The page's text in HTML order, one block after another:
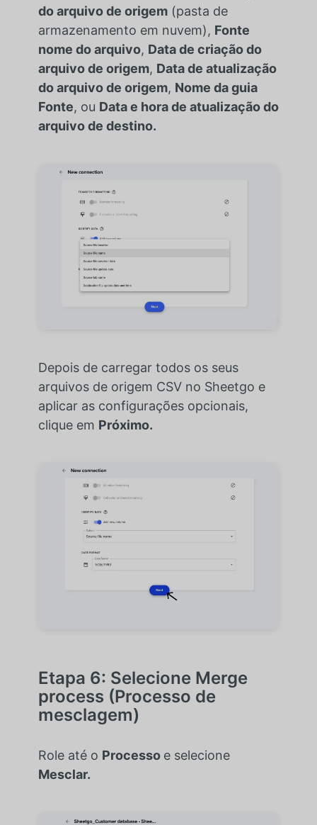
do arquivo de origem(pasta de
armazenamento em nuvem), Fonte
nome do arquivo, Data de criação do
arquivo de origem, Data de atualização
do arquivo de origem, Nome da guia
Fonte, ou Data e hora de atualização do
arquivo de destino.
Depois de carregar todos os seus
arquivos de origem CSV no Sheetgo e
aplicar as configurações opcionais,
clique em Próximo.
Etapa 6: Selecione Merge
process (Processo de
mesclagem)
Role até o Processo e selecione
Mesclar.